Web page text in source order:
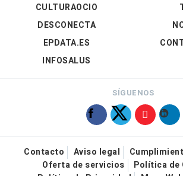
CULTURAOCIO
DESCONECTA
EPDATA.ES
INFOSALUS
SÍGUENOS
Contacto Aviso legal
Oferta de servicios
Política de